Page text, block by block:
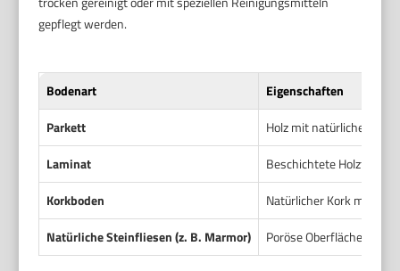
gepflegt werden.
Bodenart
Eigenschaften
Parkett
Holz mit natürlicher
Laminat
Beschichtete
Korkboden
Natürlicher Kork mit
Natürliche Steinfliesen (z. B. Marmor)
Poröse Oberfläche, oft